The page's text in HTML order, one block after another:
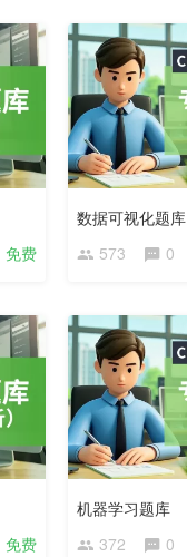
免费
数据可视化题库
573
0
免费
机器学习题库
372
0